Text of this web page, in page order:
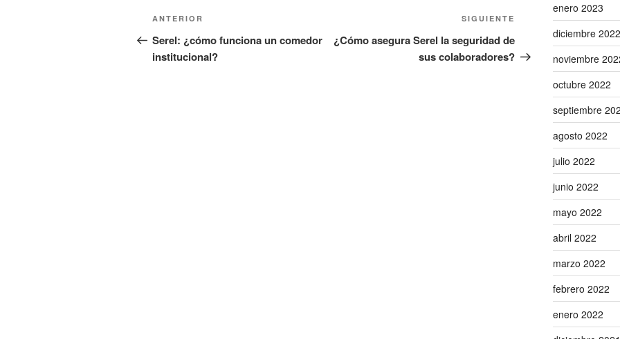
Navegación
de
entradas
Entrada
anterior:
ANTERIOR
Serel: ¿cómo funciona un comedor
institucional?
Siguiente
entrada
SIGUIENTE
¿Cómo asegura Serel la seguridad de
sus colaboradores?
enero 2023
diciembre 2022
noviembre
octubre 2022
septiembre
agosto 2022
julio 2022
junio 2022
mayo 2022
abril 2022
marzo 2022
febrero 2022
enero 2022